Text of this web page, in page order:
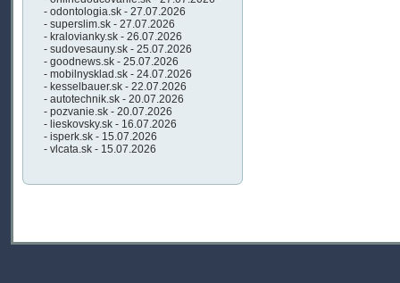
- odontologia.sk - 27.07.2026
- superslim.sk - 27.07.2026
- kralovianky.sk - 26.07.2026
- sudovesauny.sk - 25.07.2026
- goodnews.sk - 25.07.2026
- mobilnysklad.sk - 24.07.2026
- kesselbauer.sk - 22.07.2026
- autotechnik.sk - 20.07.2026
- pozvanie.sk - 20.07.2026
- lieskovsky.sk - 16.07.2026
- isperk.sk - 15.07.2026
- vlcata.sk - 15.07.2026